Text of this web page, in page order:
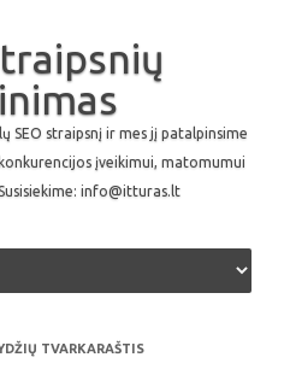
SEO straipsnį ir mes jį patalpinsime
įveikimui, matomumui
info@itturas.lt
Skip to content
TVARKARAŠTIS